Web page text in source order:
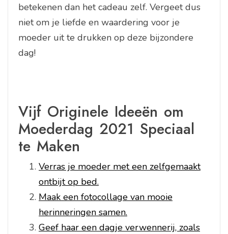
betekenen dan het cadeau zelf. Vergeet dus
niet om je liefde en waardering voor je
moeder uit te drukken op deze bijzondere
dag!
Vijf Originele Ideeën om
Moederdag 2021 Speciaal
te Maken
Verras je moeder met een zelfgemaakt
ontbijt op bed.
Maak een fotocollage van mooie
herinneringen samen.
Geef haar een dagje verwennerij, zoals